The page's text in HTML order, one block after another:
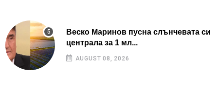
Веско Маринов пусна слънчевата си
централа за 1 мл...
AUGUST 08, 2026